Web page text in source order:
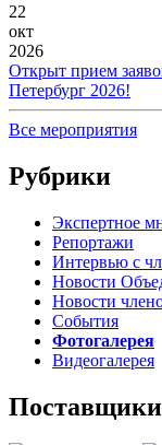
22
окт
2026
Открыт прием
Петербург 2026!
Все мероприятия
Рубрики
Экспертное
Репортажи
Интервью с
Новости
Новости
События
Фотогалерея
Видеогалерея
Поставщики